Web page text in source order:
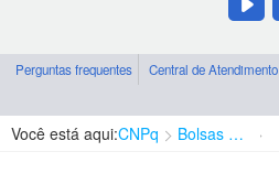
Perguntas frequentes Central de Atendimento
Você está aqui:CNPq Bolsas e Auxílios Vigentes